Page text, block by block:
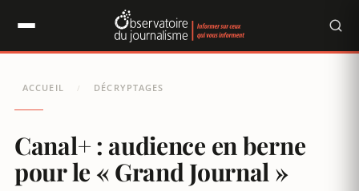
ACCUEIL / DÉCRYPTAGES
Canal+ : audience en berne
pour le « Grand Journal »
Panneau de gestion des cookies